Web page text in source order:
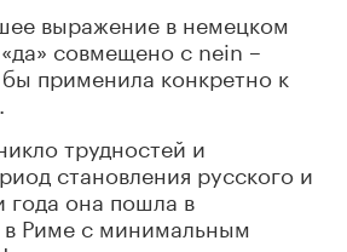
выражение в немецком
совмещено с nein –
бы применила конкретно к
трудностей и
становления русского и
года она пошла в
в Риме с минимальным